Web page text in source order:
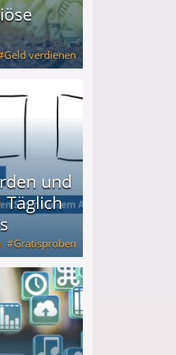
Geld verdienen
und
Gratisproben